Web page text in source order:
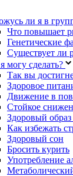
ли я в
Что повышает
Генетические
Существует ли
могу сделать?
Так вы
Здоровое
Движение в
Стойкое
Здоровый
Как избежать
Здоровый сон
Бросить курить
Употребление